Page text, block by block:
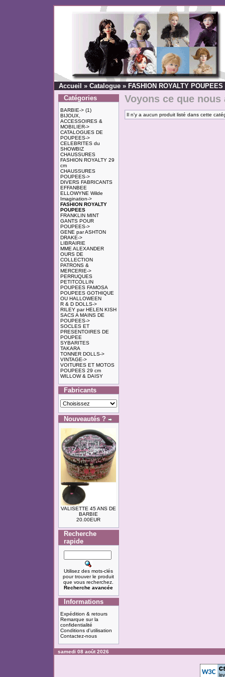
Accueil » Catalogue» FASHION ROYALTY POUPEES
Catégories
BARBIE->(1)
BIJOUX,
ACCESSOIRES &
MOBILIER->
CATALOGUES DE
POUPEES->
CELEBRITES du
SHOWBIZ
CHAUSSURES
FASHION ROYALTY 29
cm
CHAUSSURES
POUPEES->
DIVERS FABRICANTS
EFFANBEE
ELLOWYNE Wilde
Imagination->
FASHION ROYALTY
POUPEES
FRANKLIN MINT
GANTS POUR
POUPEES->
GENE par ASHTON
DRAKE->
LIBRAIRIE
MME ALEXANDER
OURS DE
COLLECTION
PATRONS &
MERCERIE->
PERRUQUES
PETITCOLLIN
POUPEES FAMOSA
POUPEES GOTHIQUE
OU HALLOWEEN
R & D DOLLS->
RILEY par HELEN KISH
SACS A MAINS DE
POUPEES->
SOCLES ET
PRESENTOIRES DE
POUPEE
SYBARITES
TAKARA
TONNER DOLLS->
VINTAGE->
VOITURES ET MOTOS
POUPEES 29 cm
WILLOW & DAISY
Fabricants
Nouveautés ?
VALISETTE 45 ANS DE
BARBIE
20.00EUR
Recherche
rapide
Utilisez des mots-clés
pour trouver le produit
que vous recherchez.
Recherche avancée
Informations
Expédition & retours
Remarque sur la
confidentialité
Conditions d'utilisation
Contactez-nous
Voyons ce que nous
Il n'y a aucun produit listé dans cette
samedi 08 août 2026